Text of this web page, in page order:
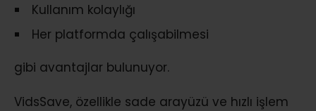
Kullanım kolaylığı
Her platformda çalışabilmesi
gibi avantajlar bulunuyor.
VidsSave, özellikle sade arayüzü ve hızlı işlem